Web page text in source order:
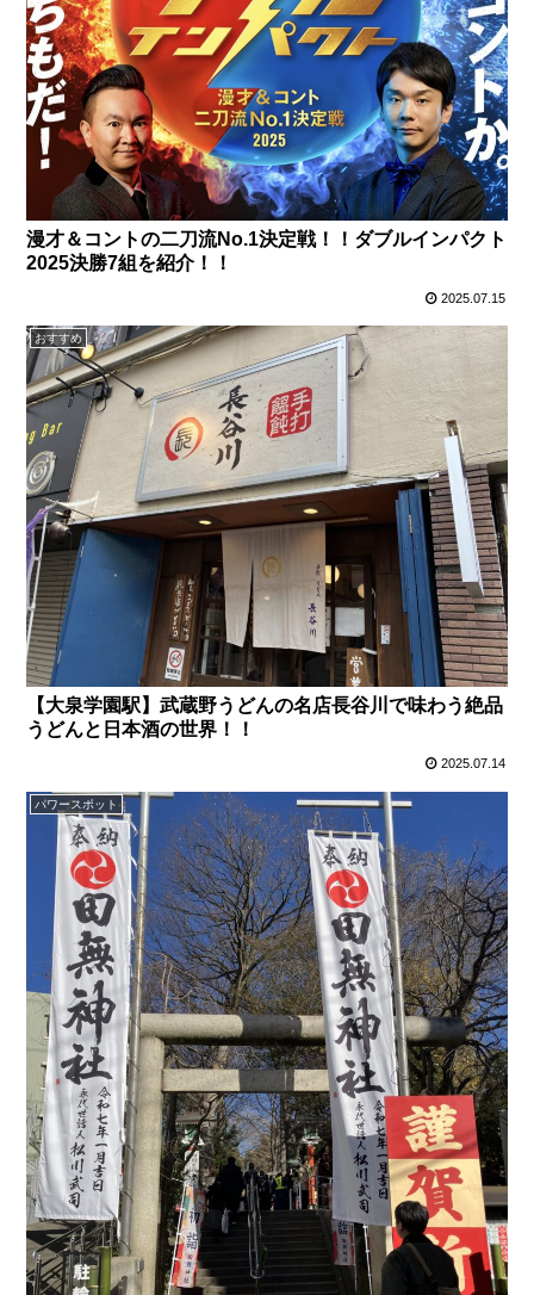
漫才＆コントの二刀流No.1決定戦！！ダブルインパクト
2025決勝7組を紹介！！
2025.07.15
おすすめ
【大泉学園駅】武蔵野うどんの名店長谷川で味わう絶品
うどんと日本酒の世界！！
2025.07.14
パワースポット